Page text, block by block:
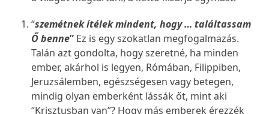
“szemétnek ítélek mindent, hogy … találtassam
Ő benne” Ez is egy szokatlan megfogalmazás.
Talán azt gondolta, hogy szeretné, ha minden
ember, akárhol is legyen, Rómában, Filippiben,
Jeruzsálemben, egészségesen vagy betegen,
mindig olyan emberként lássák őt, mint aki
“Krisztusban van”? Hogy más emberek érezzék